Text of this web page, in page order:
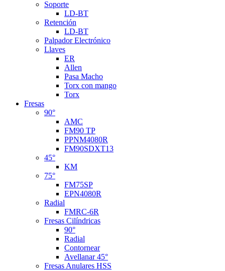
Soporte
LD-BT
Retención
LD-BT
Palpador Electrónico
Llaves
ER
Allen
Pasa Macho
Torx con mango
Torx
Fresas
90°
AMC
FM90 TP
PPNM4080R
FM90SDXT13
45°
KM
75°
FM75SP
EPN4080R
Radial
FMRC-6R
Fresas Cilíndricas
90°
Radial
Contornear
Avellanar 45°
Fresas Anulares HSS